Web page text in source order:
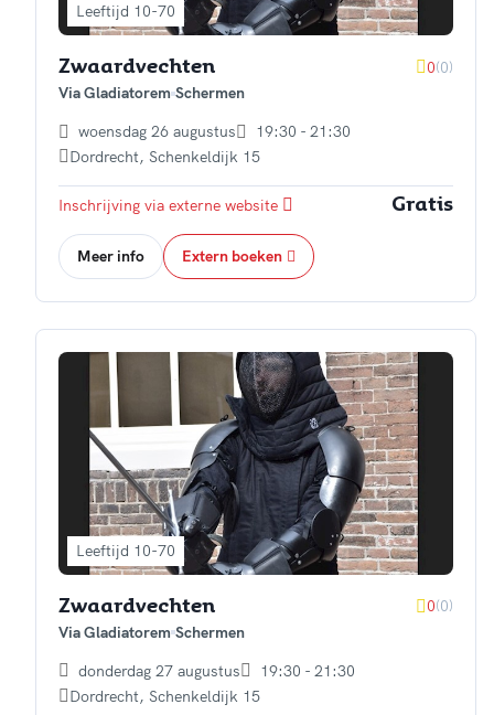
Leeftijd 10-70
Zwaardvechten 0(0)
Via Gladiatorem Schermen
woensdag 26 augustus
19:30 - 21:30
Dordrecht, Schenkeldijk 15
Inschrijving via externe website Gratis
Meer info Extern boeken
Leeftijd 10-70
Zwaardvechten 0(0)
Via Gladiatorem Schermen
donderdag 27 augustus
19:30 - 21:30
Dordrecht, Schenkeldijk 15